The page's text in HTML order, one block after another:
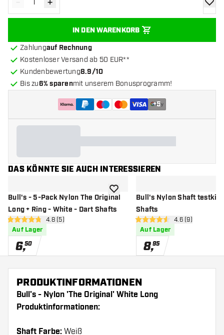
Menge verringern
Menge erhöhen
IN DEN WARENKORB
Zur
Zahlungauf Rechnung
Kostenloser Versand ab 50 EUR**
Kundenbewertung8.9/10
Bis zu6% sparenmit unserem Bonusprogramm!
+5
DAS KÖNNTE SIE AUCH INTERESSIEREN
Bull's - 5-Pack Nylon The Original
Long + Ring - White - Dart Shafts
Bewertungsbereich öffnen
4.8 Bewertungssterne
4.8 (5)
Auf Lager
6,50
Zur Wunschliste hinzufügen
Bull's Nylon Shaft testkit
Shafts
4.6 Bewertungssterne
4.6 (9)
Auf Lager
8,95
PRODUKTINFORMATIONEN
Bull's - Nylon 'The Original' White Long
Produktinformationen:
Shaft Farbe: Weiß